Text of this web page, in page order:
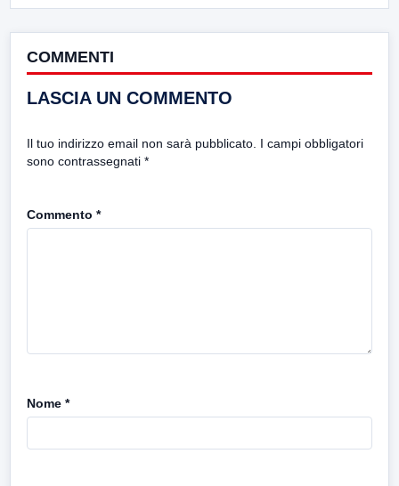
COMMENTI
LASCIA UN COMMENTO
Il tuo indirizzo email non sarà pubblicato. I campi obbligatori
sono contrassegnati *
Commento *
Nome *